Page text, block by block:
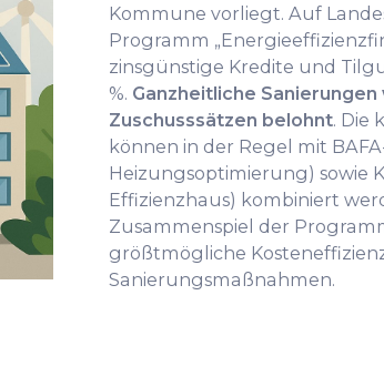
Kommune vorliegt. Auf
Programm
zinsgünstige Kredite und
%. Ganzheitliche
Zuschusssätzen belohnt. Die
können in der Regel mit
Heizungsoptimierung) sowie
Effizienzhaus) kombiniert
Zusammenspiel der
größtmögliche
Sanierungsmaßnahmen.